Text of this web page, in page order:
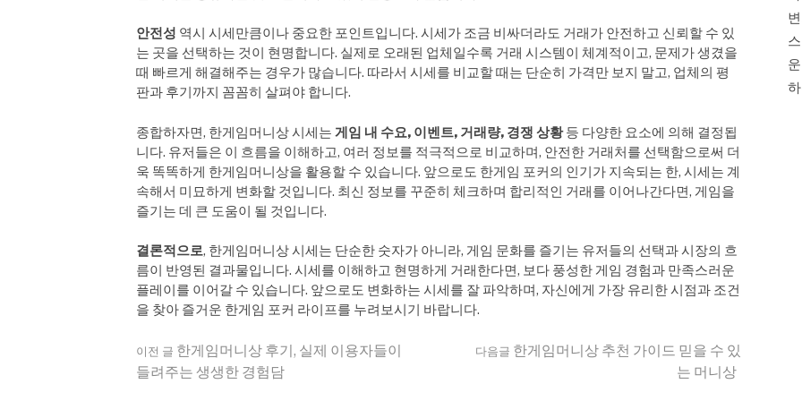
안전성 역시 시세만큼이나 중요한 포인트입니다. 시세가 조금 비싸더라도 거래가 안전하고 신뢰할 수 있
는 곳을 선택하는 것이 현명합니다. 실제로 오래된 업체일수록 거래 시스템이 체계적이고, 문제가 생겼을
때 빠르게 해결해주는 경우가 많습니다. 따라서 시세를 비교할 때는 단순히 가격만 보지 말고, 업체의 평
판과 후기까지 꼼꼼히 살펴야 합니다.
종합하자면, 한게임머니상 시세는 게임 내 수요, 이벤트, 거래량, 경쟁 상황등 다양한 요소에 의해 결정됩
니다. 유저들은 이 흐름을 이해하고, 여러 정보를 적극적으로 비교하며, 안전한 거래처를 선택함으로써 더
욱 똑똑하게 한게임머니상을 활용할 수 있습니다. 앞으로도 한게임 포커의 인기가 지속되는 한, 시세는 계
속해서 미묘하게 변화할 것입니다. 최신 정보를 꾸준히 체크하며 합리적인 거래를 이어나간다면, 게임을
즐기는 데 큰 도움이 될 것입니다.
결론적으로, 한게임머니상 시세는 단순한 숫자가 아니라, 게임 문화를 즐기는 유저들의 선택과 시장의 흐
름이 반영된 결과물입니다. 시세를 이해하고 현명하게 거래한다면, 보다 풍성한 게임 경험과 만족스러운
플레이를 이어갈 수 있습니다. 앞으로도 변화하는 시세를 잘 파악하며, 자신에게 가장 유리한 시점과 조건
을 찾아 즐거운 한게임 포커 라이프를 누려보시기 바랍니다.
더
이전 글 한게임머니상 후기, 실제 이용자들이
들려주는 생생한 경험담
다음글 한게임머니상 추천 가이드 믿을 수 있
는 머니상